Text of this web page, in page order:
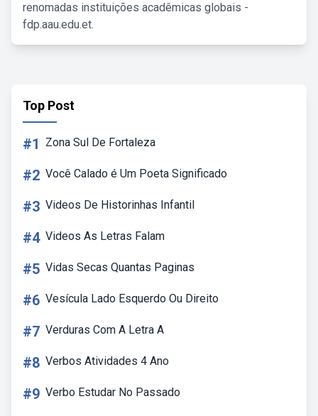
renomadas instituições acadêmicas globais -
fdp.aau.edu.et.
Top Post
#1 Zona Sul De Fortaleza
#2 Você Calado é Um Poeta Significado
#3 Videos De Historinhas Infantil
#4 Videos As Letras Falam
#5 Vidas Secas Quantas Paginas
#6 Vesícula Lado Esquerdo Ou Direito
#7 Verduras Com A Letra A
#8 Verbos Atividades 4 Ano
#9 Verbo Estudar No Passado